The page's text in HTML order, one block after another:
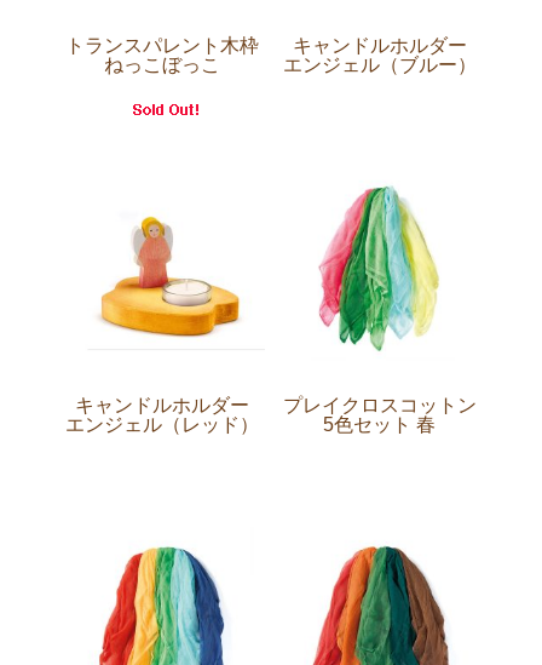
トランスパレント木枠
ねっこぼっこ
キャンドルホルダー
エンジェル（ブルー）
キャンドルホルダー
エンジェル（レッド）
プレイクロスコットン
5色セット 春